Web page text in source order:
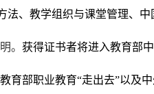
法、教学组织与课堂管理、
。 获得证书者将进入教育部
部职业教育“走出去”以及